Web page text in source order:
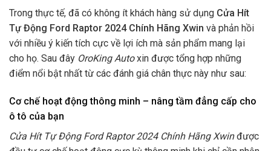
Trong thực tế, đã có không ít khách hàng sử dụng Cửa Hít
Tự Động Ford Raptor 2024 Chính Hãng Xwin và phản hồi
với nhiều ý kiến tích cực về lợi ích mà sản phẩm mang lại
cho họ. Sau đây OroKing Autoxin được tổng hợp những
điểm nổi bật nhất từ các đánh giá chân thực này như sau:
Cơ chế hoạt động thông minh – nâng tầm đẳng cấp cho
ô tô của bạn
Cửa Hít Tự Động Ford Raptor 2024 Chính Hãng Xwin được